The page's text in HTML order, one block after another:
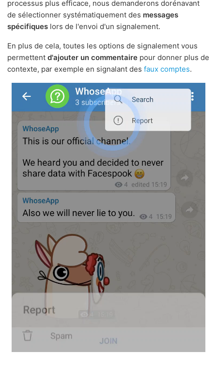
processus plus efficace, nous demanderons dorénavant
de sélectionner systématiquement des messages
spécifiques lors de l'envoi d'un signalement.
En plus de cela, toutes les options de signalement vous
permettent d'ajouter un commentaire pour donner plus de
contexte, par exemple en signalant des faux comptes.